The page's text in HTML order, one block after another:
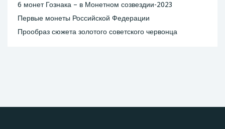
6 монет Гознака – в Монетном созвездии-2023
Первые монеты Российской Федерации
Прообраз сюжета золотого советского червонца